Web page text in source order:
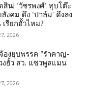
น! ‘วัชรพงศ์’ ทุบโต๊ะ
คม ดึง ‘ปาล์ม’ ดึงลง
รียกฮั้วไหม?
2026
องยุบพรรค “รำคาญ-
งฮั้ว สว. แซวพูลแมน
2026